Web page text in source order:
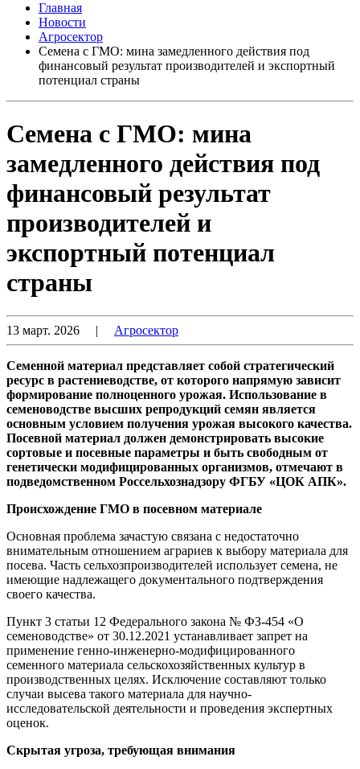
Главная
Новости
Агросектор
Семена с ГМО: мина замедленного действия под
финансовый результат производителей и экспортный
потенциал страны
Семена с ГМО: мина
замедленного действия под
финансовый результат
производителей и
экспортный потенциал
страны
13 март. 2026 | Агросектор
Семенной материал представляет собой стратегический
ресурс в растениеводстве, от которого напрямую зависит
формирование полноценного урожая. Использование в
семеноводстве высших репродукций семян является
основным условием получения урожая высокого качества.
Посевной материал должен демонстрировать высокие
сортовые и посевные параметры и быть свободным от
генетически модифицированных организмов, отмечают в
подведомственном Россельхознадзору ФГБУ «ЦОК АПК».
Происхождение ГМО в посевном материале
Основная проблема зачастую связана с недостаточно
внимательным отношением аграриев к выбору материала для
посева. Часть сельхозпроизводителей использует семена, не
имеющие надлежащего документального подтверждения
своего качества.
Пункт 3 статьи 12 Федерального закона № ФЗ-454 «О
семеноводстве» от 30.12.2021 устанавливает запрет на
применение генно-инженерно-модифицированного
семенного материала сельскохозяйственных культур в
производственных целях. Исключение составляют только
случаи высева такого материала для научно-
исследовательской деятельности и проведения экспертных
оценок.
Скрытая угроза, требующая внимания